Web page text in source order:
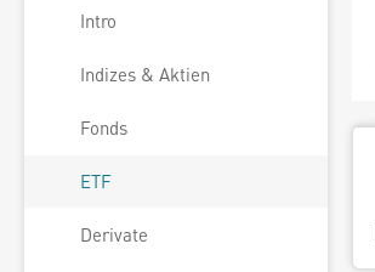
Intro
Indizes & Aktien
Fonds
ETF
Derivate